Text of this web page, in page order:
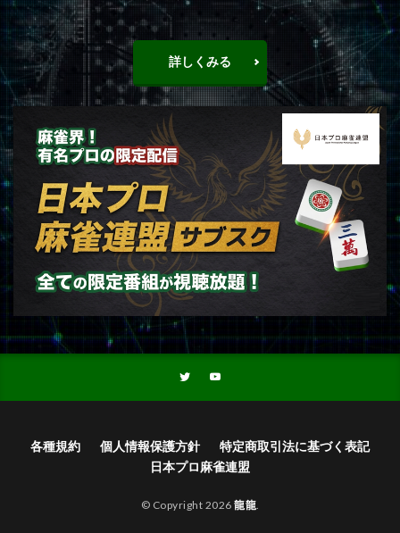
詳しくみる
各種規約 個人情報保護方針
特定商取引法に基づく表記
日本プロ麻雀連盟
© Copyright 2026 龍龍.